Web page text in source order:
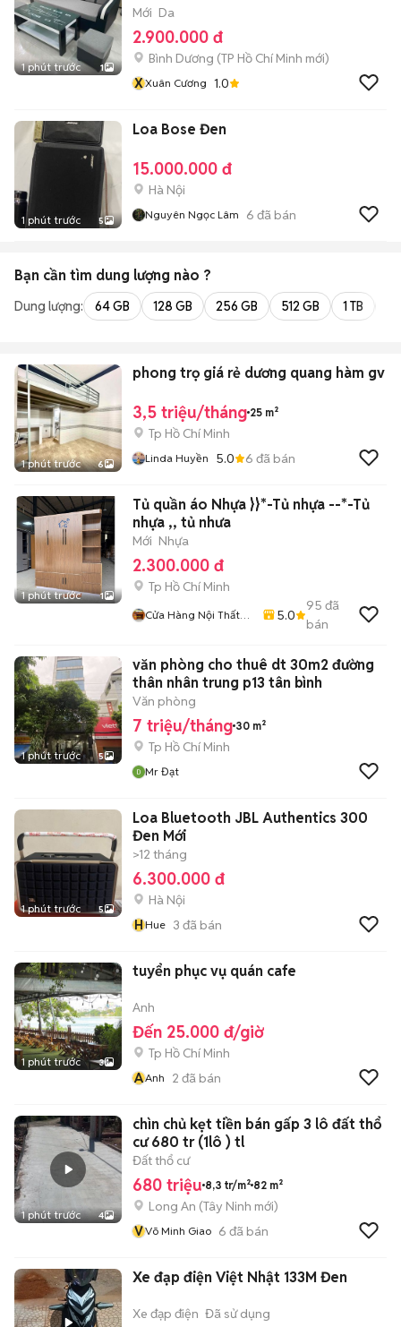
1 phút trước 1
Mới Da
2.900.000 đ
Bình Dương (TP Hồ Chí Minh mới)
XXuân Cương 1.0
1 phút trước 5
Loa Bose Đen
15.000.000 đ
Hà Nội
Nguyên Ngọc Lâm 6 đã bán
Bạn cần tìm dung lượng nào ?
Dung lượng: 64 GB 128 GB 256 GB 512 GB 1 TB
1 phút trước 6
phong trọ giá rẻ dương quang hàm gv
3,5 triệu/tháng 25 m²
Tp Hồ Chí Minh
Linda Huyền 5.0 6 đã bán
1 phút trước 1
Tủ quần áo Nhựa }}*-Tủ nhựa --*-Tủ
nhựa ,, tủ nhưa
Mới Nhựa
2.300.000 đ
Tp Hồ Chí Minh
Cửa Hàng Nội Thất
5.0
95 đã
bán
1 phút trước 5
văn phòng cho thuê dt 30m2 đường
thân nhân trung p13 tân bình
Văn phòng
7 triệu/tháng 30 m²
Tp Hồ Chí Minh
Mr Đạt
1 phút trước 5
Loa Bluetooth JBL Authentics 300
Đen Mới
>12 tháng
6.300.000 đ
Hà Nội
HHue 3 đã bán
1 phút trước 3
tuyển phục vụ quán cafe
Anh
Đến 25.000 đ/giờ
Tp Hồ Chí Minh
AAnh 2 đã bán
1 phút trước 4
chìn chủ kẹt tiền bán gấp 3 lô đất thổ
cư 680 tr (1lô ) tl
Đất thổ cư
680 triệu 8,3 tr/m² 82 m²
Long An (Tây Ninh mới)
VVõ Minh Giao 6 đã bán
Xe đạp điện Việt Nhật 133M Đen
Xe đạp điện Đã sử dụng